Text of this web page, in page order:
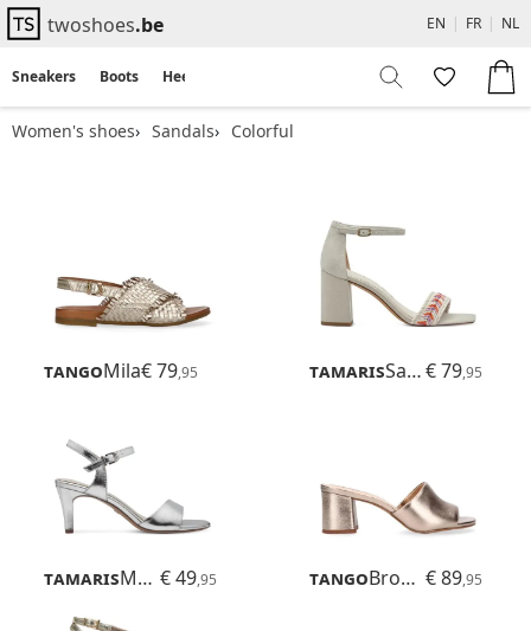
twoshoes.be EN | FR | NL
Sneakers Boots Heels
Women's shoes Sandals Colorful
TangoMila€ 79,95 Tamaris Sadira€ 79,95
Tamaris Meliah € 49,95 Tango Brooklynn € 89,95